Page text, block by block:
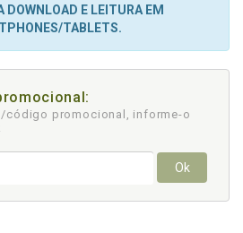
DOWNLOAD E LEITURA EM
TABLETS.
código promocional, informe-o
Ok